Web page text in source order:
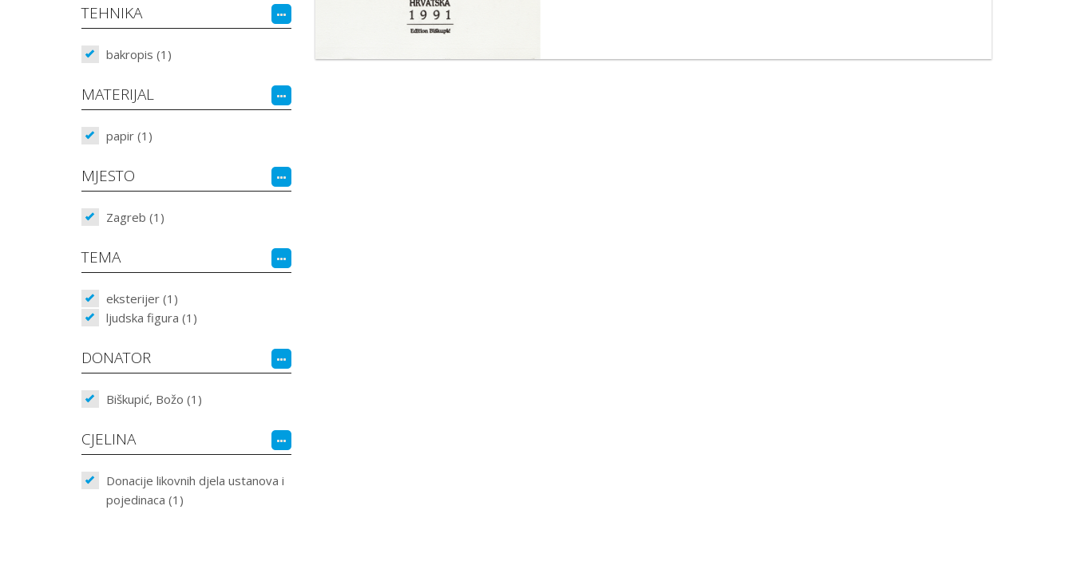
TEHNIKA
bakropis (1)
MATERIJAL
papir (1)
MJESTO
Zagreb (1)
TEMA
eksterijer (1)
ljudska figura (1)
DONATOR
Biškupić, Božo (1)
CJELINA
Donacije likovnih djela ustanova i
pojedinaca (1)